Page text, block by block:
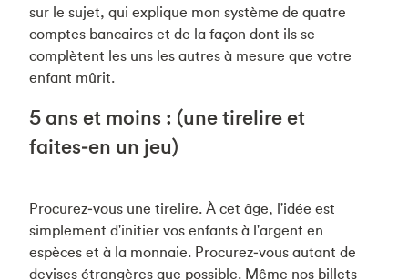
sur le sujet, qui explique mon système de quatre
comptes bancaires et de la façon dont ils se
complètent les uns les autres à mesure que votre
enfant mûrit.
5 ans et moins : (une tirelire et
faites‑en un jeu)
Procurez‑vous une tirelire. À cet âge, l'idée est
simplement d'initier vos enfants à l'argent en
espèces et à la monnaie. Procurez‑vous autant de
devises étrangères que possible. Même nos billets